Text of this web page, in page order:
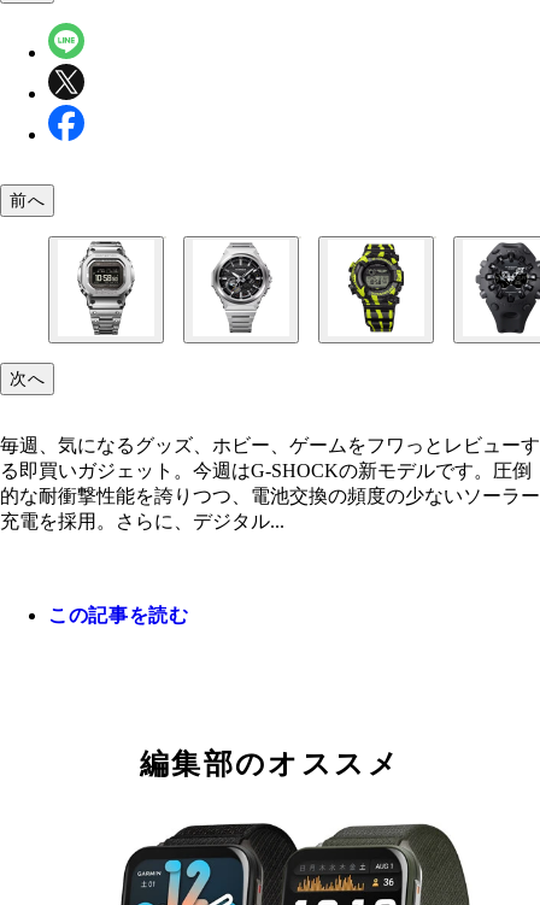
G-SHOCK 5000 SERIES GMW-BZ5000D-1JF カシ
機／9万3500円
G-SHOCK G-STEEL GST-B1000D-1AJF カシオ計
6万6000円
G-SHOCK FROGMAN GW-8200TPF-1JR カシオ計
／9万4600円
G-SHOCK GA-V01 SERIES カシオ計算機／各2万
2万3100円
前へ
次へ
毎週、気になるグッズ、ホビー、ゲームをフワっとレビューす
る即買いガジェット。今週はG-SHOCKの新モデルです。圧倒
的な耐衝撃性能を誇りつつ、電池交換の頻度の少ないソーラー
充電を採用。さらに、デジタル...
この記事を読む
編集部のオススメ